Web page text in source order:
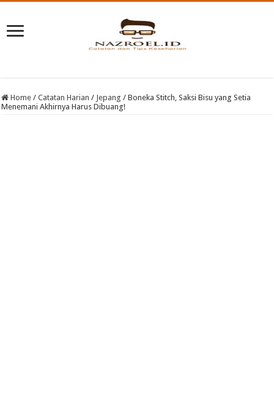
Home / Catatan Harian / Jepang / Boneka Stitch, Saksi Bisu yang Setia
Menemani Akhirnya Harus Dibuang!